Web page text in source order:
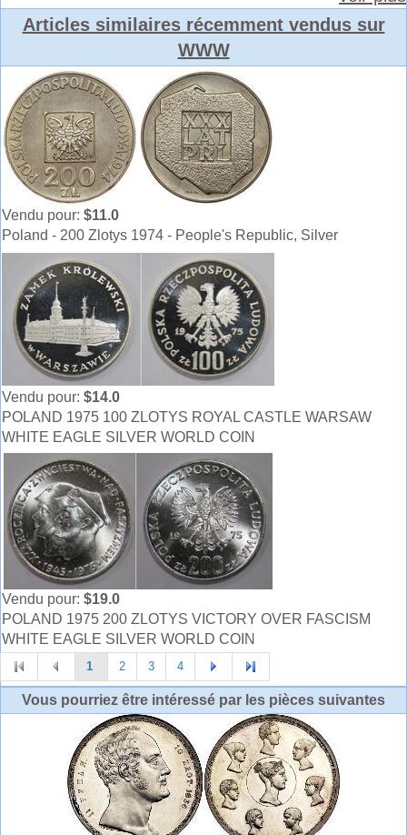
Articles similaires récemment vendus sur
WWW
Vendu pour: $11.0
Poland - 200 Zlotys 1974 - People's Republic, Silver
Vendu pour: $14.0
POLAND 1975 100 ZLOTYS ROYAL CASTLE WARSAW
WHITE EAGLE SILVER WORLD COIN
Vendu pour: $19.0
POLAND 1975 200 ZLOTYS VICTORY OVER FASCISM
WHITE EAGLE SILVER WORLD COIN
1 2 3 4
Vous pourriez être intéressé par les pièces suivantes